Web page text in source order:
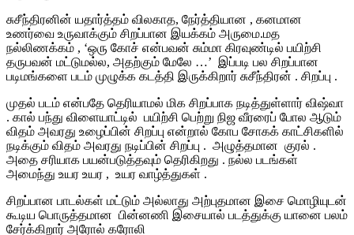
சுசீந்திரனின் யதார்த்தம் விலகாத, நேர்த்தியான , கனமான
உணர்வை உருவாக்கும் சிறப்பான இயக்கம் அருமை.மத
நல்லிணக்கம் , ‘ஒரு கோச் என்பவன் சும்மா கிரவுண்டில் பயிற்சி
தருபவன் மட்டுமல்ல, அதற்கும் மேலே …’ இப்படி பல சிறப்பான
படிமங்களை படம் முழுக்க கடத்தி இருக்கிறார் சுசீந்திரன் . சிறப்பு .
முதல் படம் என்பதே தெரியாமல் மிக சிறப்பாக நடித்துள்ளார் விஷ்வா
. கால் பந்து விளையாட்டில் பயிற்சி பெற்று நிஜ வீரரைப் போல ஆடும்
விதம் அவரது உழைப்பின் சிறப்பு என்றால் கோப சோகக் காட்சிகளில்
நடிக்கும் விதம் அவரது நடிப்பின் சிறப்பு . அழுத்தமான குரல் .
அதை சரியாக பயன்படுத்தவும் தெரிகிறது . நல்ல படங்கள்
அமைந்து உயர உயர , உயர வாழ்த்துகள் .
சிறப்பான பாடல்கள் மட்டும் அல்லாது அற்புதமான இசை மொழியுடன்
கூடிய பொருத்தமான பின்னணி இசையால் படத்துக்கு யானை பலம்
சேர்க்கிறார் அரோல் கரோலி